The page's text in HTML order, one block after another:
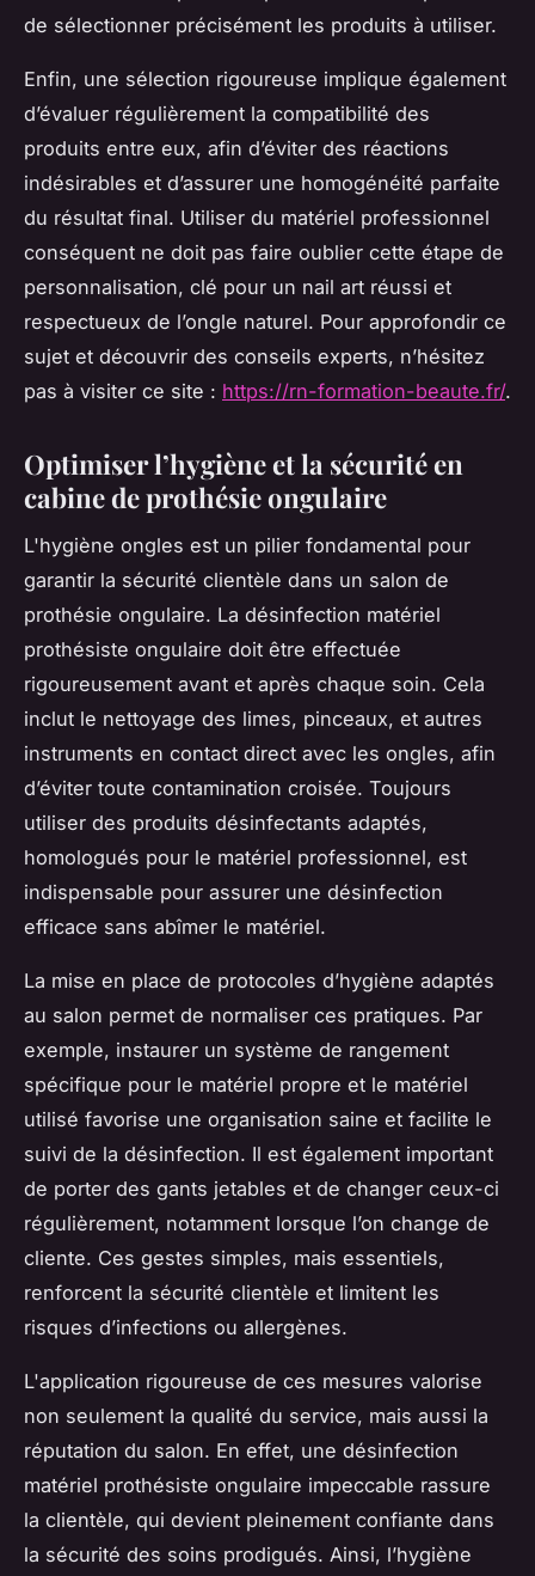
de sélectionner précisément les produits à utiliser.
Enfin, une sélection rigoureuse implique également
d’évaluer régulièrement la compatibilité des
produits entre eux, afin d’éviter des réactions
indésirables et d’assurer une homogénéité parfaite
du résultat final. Utiliser du matériel professionnel
conséquent ne doit pas faire oublier cette étape de
personnalisation, clé pour un nail art réussi et
respectueux de l’ongle naturel. Pour approfondir ce
sujet et découvrir des conseils experts, n’hésitez
pas à visiter ce site : https://rn-formation-beaute.fr/.
Optimiser l’hygiène et la sécurité en
cabine de prothésie ongulaire
L'hygiène ongles est un pilier fondamental pour
garantir la sécurité clientèle dans un salon de
prothésie ongulaire. La désinfection matériel
prothésiste ongulaire doit être effectuée
rigoureusement avant et après chaque soin. Cela
inclut le nettoyage des limes, pinceaux, et autres
instruments en contact direct avec les ongles, afin
d’éviter toute contamination croisée. Toujours
utiliser des produits désinfectants adaptés,
homologués pour le matériel professionnel, est
indispensable pour assurer une désinfection
efficace sans abîmer le matériel.
La mise en place de protocoles d’hygiène adaptés
au salon permet de normaliser ces pratiques. Par
exemple, instaurer un système de rangement
spécifique pour le matériel propre et le matériel
utilisé favorise une organisation saine et facilite le
suivi de la désinfection. Il est également important
de porter des gants jetables et de changer ceux-ci
régulièrement, notamment lorsque l’on change de
cliente. Ces gestes simples, mais essentiels,
renforcent la sécurité clientèle et limitent les
risques d’infections ou allergènes.
L'application rigoureuse de ces mesures valorise
non seulement la qualité du service, mais aussi la
réputation du salon. En effet, une désinfection
matériel prothésiste ongulaire impeccable rassure
la clientèle, qui devient pleinement confiante dans
la sécurité des soins prodigués. Ainsi, l’hygiène